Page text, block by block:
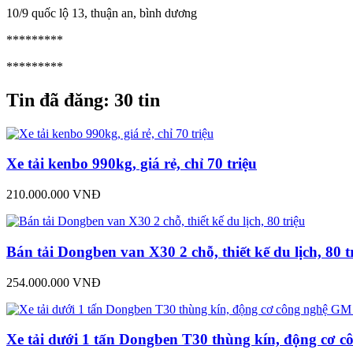
10/9 quốc lộ 13, thuận an, bình dương
*********
*********
Tin đã đăng: 30 tin
Xe tải kenbo 990kg, giá rẻ, chỉ 70 triệu
210.000.000 VNĐ
Bán tải Dongben van X30 2 chỗ, thiết kế du lịch, 80
254.000.000 VNĐ
Xe tải dưới 1 tấn Dongben T30 thùng kín, động cơ